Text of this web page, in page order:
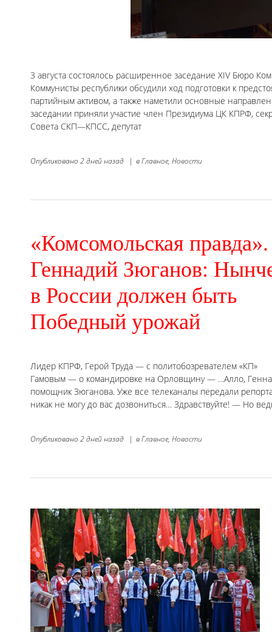
3 августа состоялось расширенное заседание XIV Бюро
Коммунисты республики обсудили ход подготовки к
партийным активом, а также наметили основные
заседании приняли участие член Президиума ЦК КПРФ,
Совета СКП—КПСС, депутат
Опубликовано 2 дней назад | вГлавное, Новости
«Комсомольская правда».
Геннадий Зюганов:
в России должен быть
Победный урожай
Лидер КПРФ, Герой Труда — с политобозревателем «КП»
Гамовым — о командировке на Орловщину — …Алло,
помощник Зюганова. Уже все телеканалы передали
никак не могу до вас дозвониться… Здравствуйте! — Но
Опубликовано 2 дней назад | вГлавное, Новости